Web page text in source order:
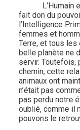
L’Humain
fait don du
l’Intelligence
femmes et
Terre, et tous les
belle planète ne
servir. Toutefois,
chemin, cette
animaux ont
n’était pas
pas perdu notre
oublié, comme il
pouvons le